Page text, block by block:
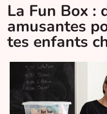
La Fun Box :
amusantes
tes enfants